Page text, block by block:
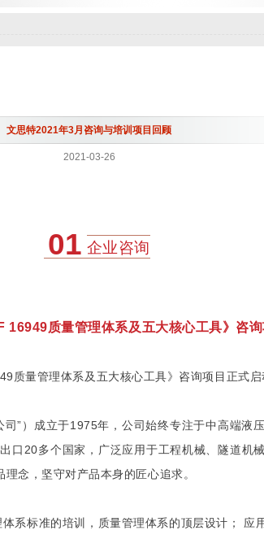
文思特2021年3月咨询与培训项目回顾
2021-03-26
01 企业咨询
16949质量管理体系及五大核心工具》咨
质量管理体系及五大核心工具》咨询项目正式启
”）成立于1975年，公司始终专注于中高端液
口20多个国家，广泛应用于工程机械、隧道机
念，坚守对产品本身的匠心追求。
系标准的培训，质量管理体系的顶层设计； 应